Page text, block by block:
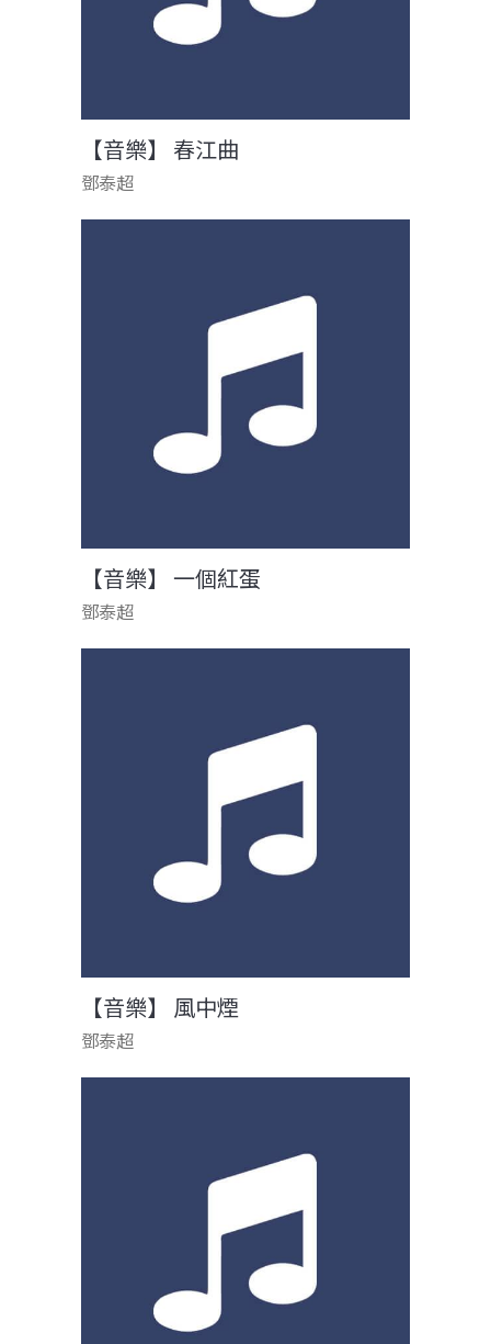
【音樂】 春江曲
鄧泰超
【音樂】 一個紅蛋
鄧泰超
【音樂】 風中煙
鄧泰超